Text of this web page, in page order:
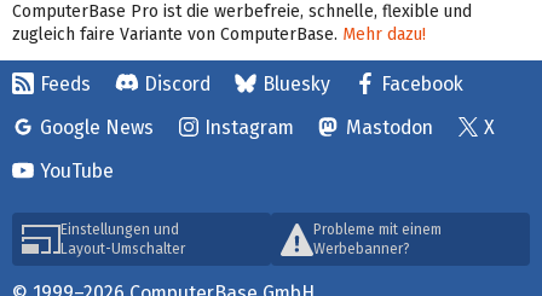
ComputerBase Pro ist die werbefreie, schnelle, flexible und
zugleich faire Variante von ComputerBase. Mehr dazu!
Feeds Discord Bluesky
Facebook
Google News
Instagram Mastodon
X
YouTube
Einstellungen und
Layout-Umschalter
Probleme mit einem
Werbebanner?